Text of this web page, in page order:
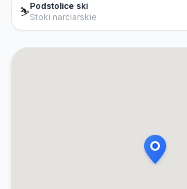
⛷️Podstolice ski
Stoki narciarskie